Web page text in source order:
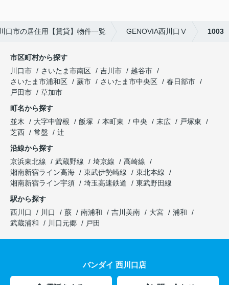
口市の居住用【賃貸】物件一覧 GENOVIA西川口Ⅴ 1003
市区町村から探す
川口市
さいたま市南区 吉川市
越谷市
さいたま市浦和区
蕨市 さいたま市中央区
春日部市
戸田市
草加市
町名から探す
並木
大字中曽根 飯塚 本町東 中央 末広
戸塚東
芝西
常盤
辻
沿線から探す
京浜東北線
武蔵野線 埼京線
高崎線
湘南新宿ライン高海
東武伊勢崎線
東北本線
湘南新宿ライン宇須
埼玉高速鉄道
東武野田線
駅から探す
西川口
川口 蕨 南浦和 吉川美南 大宮
浦和
武蔵浦和
川口元郷 戸田
バンダイ 西川口店